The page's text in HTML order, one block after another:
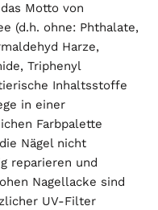
Motto von
(d.h. ohne: Phthalate,
Harze,
Triphenyl
Inhaltsstoffe
in einer
Farbpalette
Nägel nicht
reparieren und
Nagellacke sind
UV-Filter